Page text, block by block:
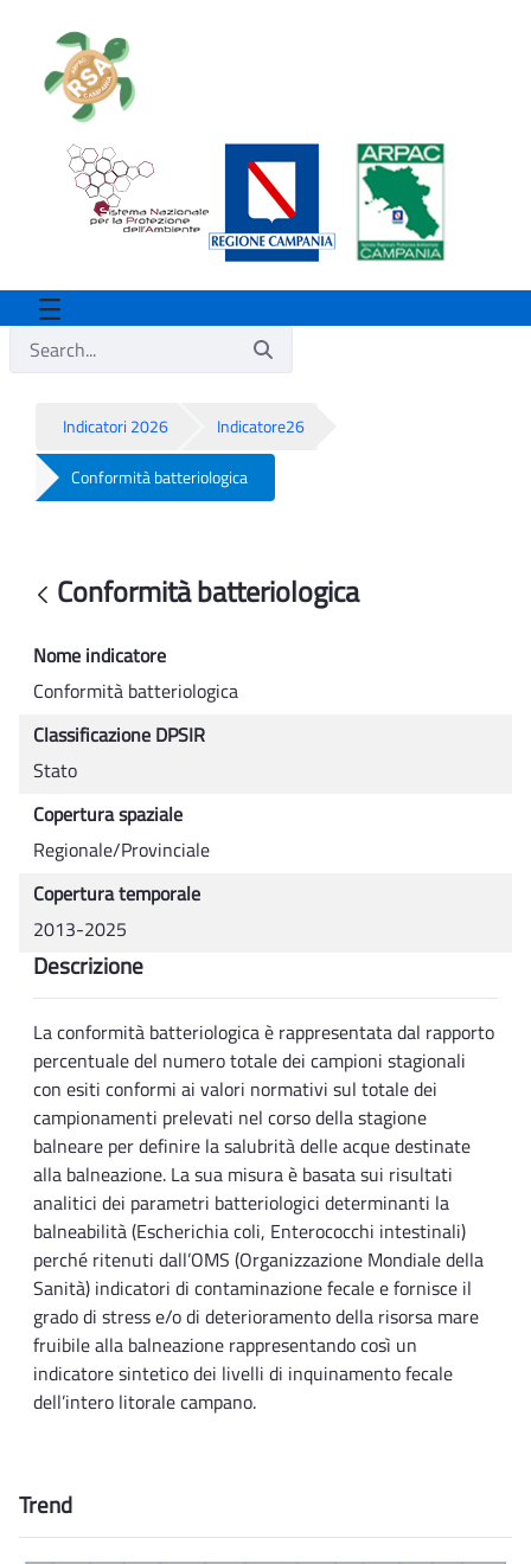
Indicatori 2026 Indicatore26
Conformità batteriologica
Conformità batteriologica
Nome indicatore
Conformità batteriologica
Classificazione DPSIR
Stato
Copertura spaziale
Regionale/Provinciale
Copertura temporale
2013-2025
Descrizione
La conformità batteriologica è rappresentata dal rapporto
percentuale del numero totale dei campioni stagionali
con esiti conformi ai valori normativi sul totale dei
campionamenti prelevati nel corso della stagione
balneare per definire la salubrità delle acque destinate
alla balneazione. La sua misura è basata sui risultati
analitici dei parametri batteriologici determinanti la
balneabilità (Escherichia coli, Enterococchi intestinali)
perché ritenuti dall’OMS (Organizzazione Mondiale della
Sanità) indicatori di contaminazione fecale e fornisce il
grado di stress e/o di deterioramento della risorsa mare
fruibile alla balneazione rappresentando così un
indicatore sintetico dei livelli di inquinamento fecale
dell’intero litorale campano.
Trend